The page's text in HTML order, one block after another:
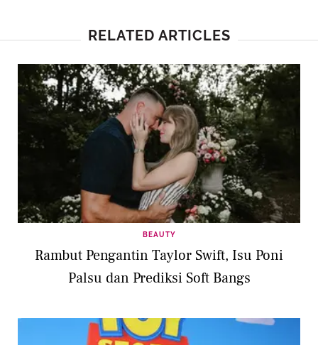
RELATED ARTICLES
BEAUTY
Rambut Pengantin Taylor Swift, Isu Poni
Palsu dan Prediksi Soft Bangs